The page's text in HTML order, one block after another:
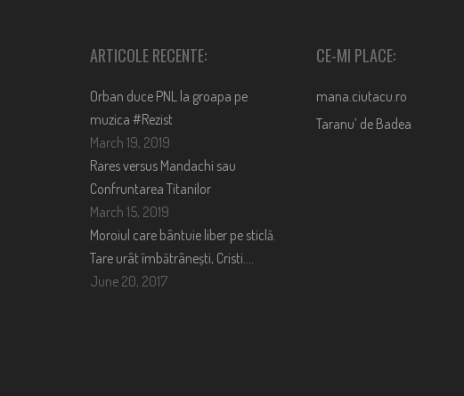
ARTICOLE RECENTE:
Orban duce PNL la groapa pe
muzica #Rezist
March 19, 2019
Rares versus Mandachi sau
Confruntarea Titanilor
March 15, 2019
Moroiul care bântuie liber pe sticlă.
Tare urât îmbătrânești, Cristi….
June 20, 2017
CE-MI PLACE:
mana.ciutacu.ro
Taranu’ de Badea